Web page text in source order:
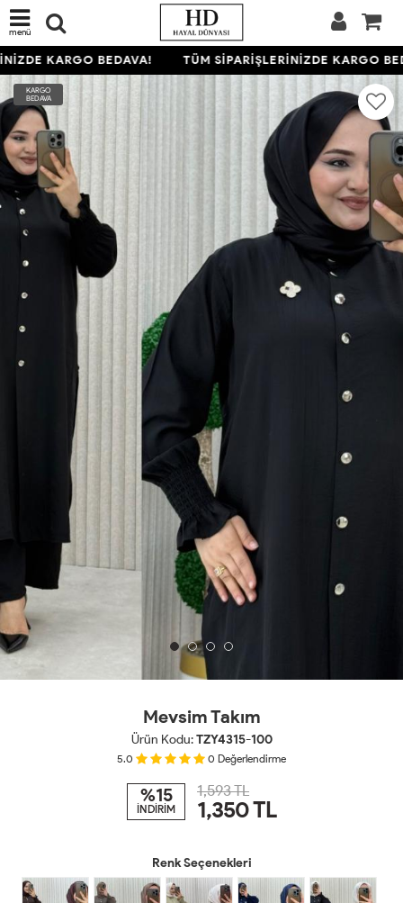
menü
KARGO BEDAVA! TÜM SİPARİŞLERİNİZDE KARGO
KARGO
BEDAVA
Mevsim Takım
Ürün Kodu:TZY4315-100
5.0 0 Değerlendirme
%15
İNDİRİM
1,593 TL
1,350TL
Renk Seçenekleri